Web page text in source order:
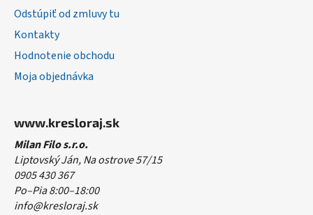
Odstúpiť od zmluvy tu
Kontakty
Hodnotenie obchodu
Moja objednávka
www.kresloraj.sk
Milan Filo s.r.o.
Liptovský Ján, Na ostrove 57/15
0905 430 367
Po–Pia 8:00–18:00
info@kresloraj.sk